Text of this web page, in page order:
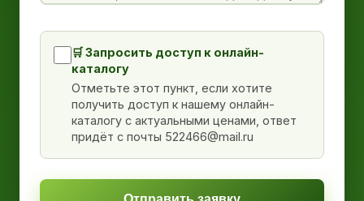
🛒 Запросить доступ к онлайн-
каталогу
Отметьте этот пункт, если хотите
получить доступ к нашему онлайн-
каталогу с актуальными ценами, ответ
придёт с почты 522466@mail.ru